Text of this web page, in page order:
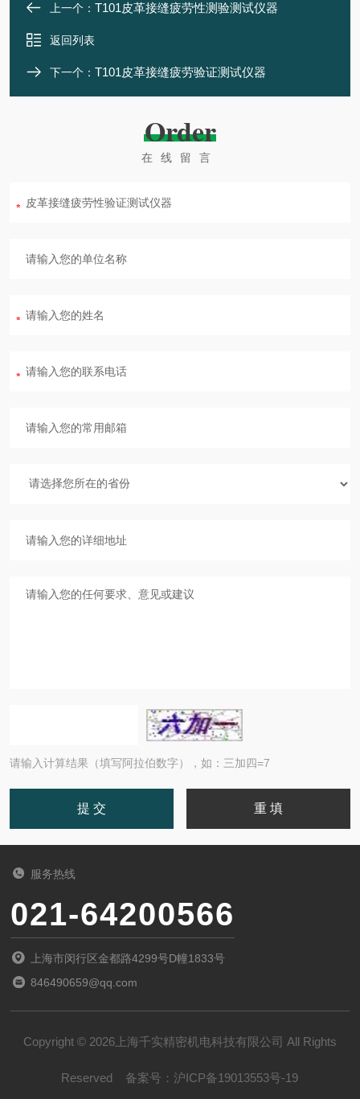
上一个： T101皮革接缝疲劳性测验测试仪器
返回列表
下一个： T101皮革接缝疲劳验证测试仪器
Order
在线留言
请输入计算结果（填写阿拉伯数字），如：三加四=7
服务热线
021-64200566
上海市闵行区金都路4299号D幢1833号
846490659@qq.com
Copyright © 2026上海千实精密机电科技有限公司 All Rights
Reserved 备案号： 沪ICP备19013553号-19